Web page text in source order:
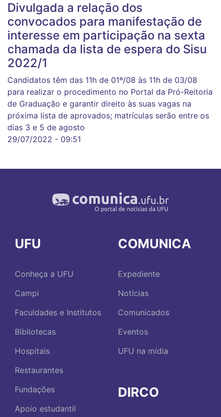
Divulgada a relação dos
convocados para manifestação de
interesse em participação na sexta
chamada da lista de espera do Sisu
2022/1
Candidatos têm das 11h de 01º/08 às 11h de 03/08
para realizar o procedimento no Portal da Pró-Reitoria
de Graduação e garantir direito às suas vagas na
próxima lista de aprovados; matrículas serão entre os
dias 3 e 5 de agosto
29/07/2022 - 09:51
UFU
Conheça a UFU
Campi
Faculdades e Institutos
Bibliotecas
Hospitais
Restaurantes
Fundações
Apoio estudantil
COMUNICA
Expediente
Notícias
Comunicados
Eventos
UFU na mídia
DIRCO